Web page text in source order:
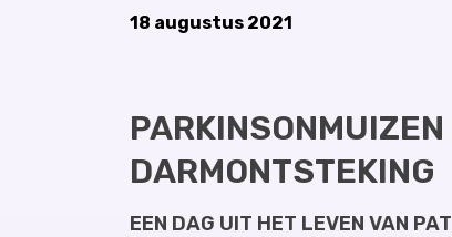
18 augustus 2021
PARKINSONMUIZEN
DARMONTSTEKING
EEN DAG UIT HET LEVEN VAN